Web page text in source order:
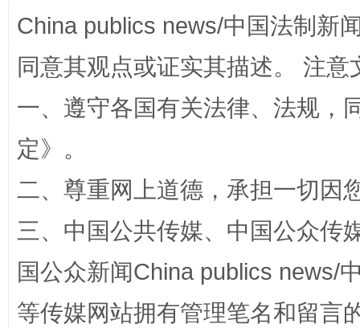
站台名比不上好声名
漫山遍野的桃花与雪山、麦地、白藏房 除
China publics news/中国法制新
同意其观点或证实其描述。 注
一、遵守各国有关法律、法规，
定》。
二、尊重网上道德，承担一切因
三、中国公共传媒、中国公众传
国公众新闻China publics news/
等传媒网站拥有管理笔名和留言